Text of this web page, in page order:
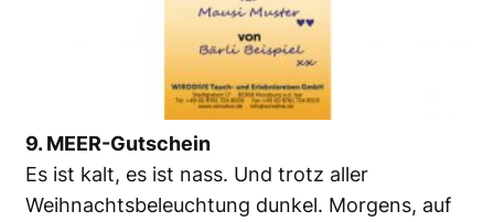
9. MEER-Gutschein
Es ist kalt, es ist nass. Und trotz aller
Weihnachtsbeleuchtung dunkel. Morgens, auf